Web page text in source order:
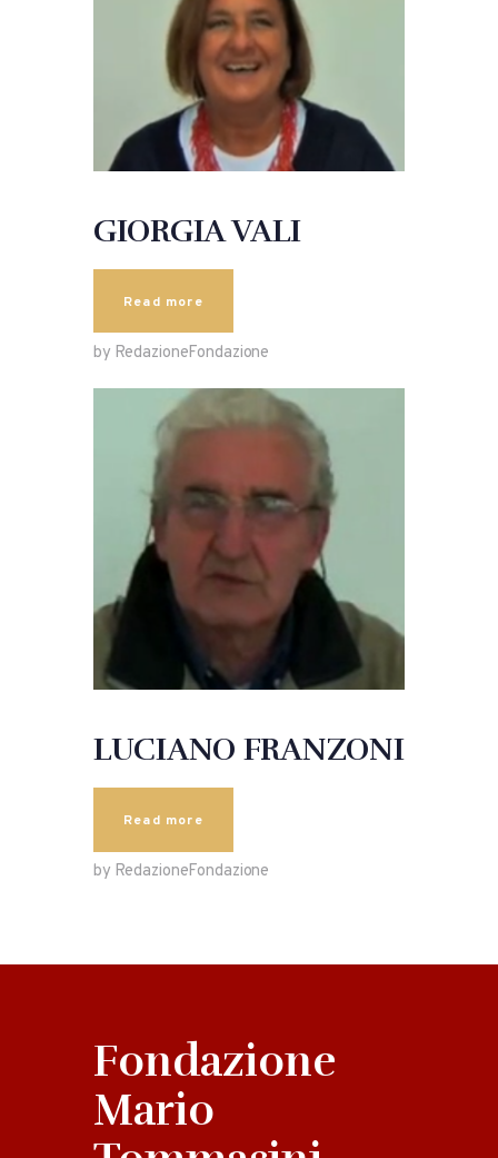
GIORGIA VALI
Read more
by RedazioneFondazione
LUCIANO FRANZONI
Read more
by RedazioneFondazione
Fondazione
Mario